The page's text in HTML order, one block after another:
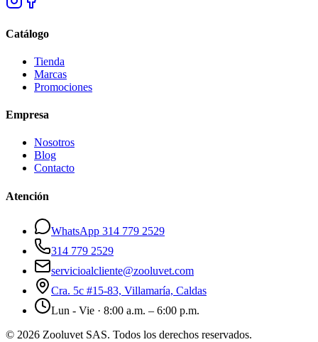
Catálogo
Tienda
Marcas
Promociones
Empresa
Nosotros
Blog
Contacto
Atención
WhatsApp 314 779 2529
314 779 2529
servicioalcliente@zooluvet.com
Cra. 5c #15-83, Villamaría, Caldas
Lun - Vie · 8:00 a.m. – 6:00 p.m.
© 2026 Zooluvet SAS. Todos los derechos reservados.